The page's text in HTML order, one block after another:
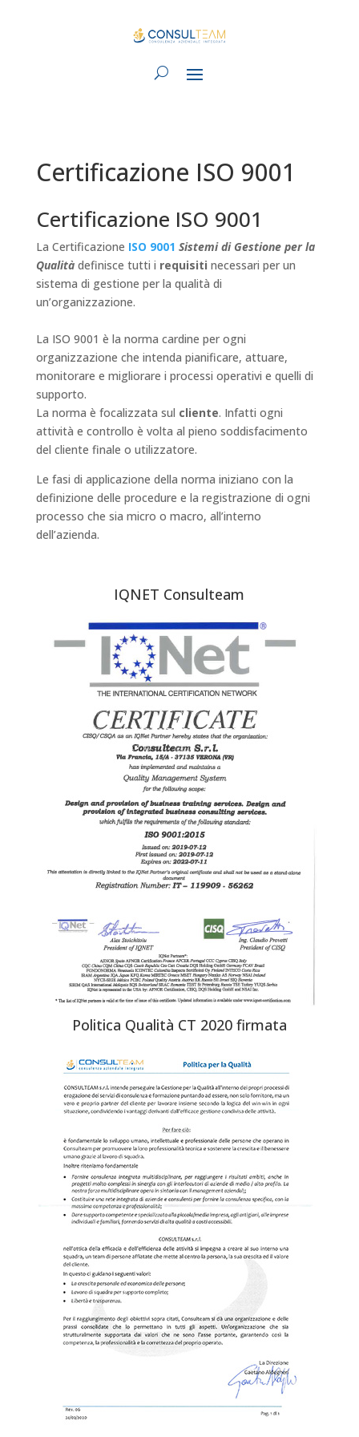
Certificazione ISO 9001
Certificazione ISO 9001
La Certificazione ISO 9001 Sistemi di Gestione per la
Qualitàdefinisce tutti i requisiti necessari per un
sistema di gestione per la qualità di
un’organizzazione.
La ISO 9001 è la norma cardine per ogni
organizzazione che intenda pianificare, attuare,
monitorare e migliorare i processi operativi e quelli di
supporto.
La norma è focalizzata sul cliente. Infatti ogni
attività e controllo è volta al pieno soddisfacimento
del cliente finale o utilizzatore.
Le fasi di applicazione della norma iniziano con la
definizione delle procedure e la registrazione di ogni
processo che sia micro o macro, all’interno
dell’azienda.
IQNET Consulteam
Politica Qualità CT 2020 firmata